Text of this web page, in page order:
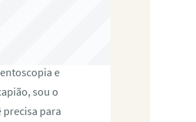
e
sou o
precisa para